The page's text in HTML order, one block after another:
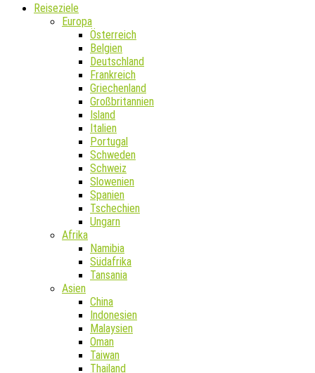
Reiseziele
Europa
Österreich
Belgien
Deutschland
Frankreich
Griechenland
Großbritannien
Island
Italien
Portugal
Schweden
Schweiz
Slowenien
Spanien
Tschechien
Ungarn
Afrika
Namibia
Südafrika
Tansania
Asien
China
Indonesien
Malaysien
Oman
Taiwan
Thailand